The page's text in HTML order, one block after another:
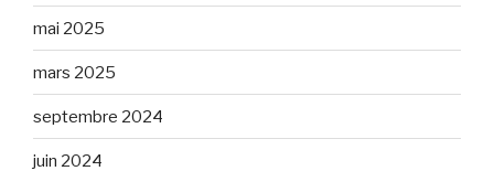
mai 2025
mars 2025
septembre 2024
juin 2024